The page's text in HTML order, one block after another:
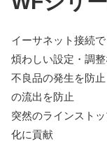
イーサネット接続
煩わしい設定・調
不良品の発生を防
の流出を防止
突然のラインスト
化に貢献